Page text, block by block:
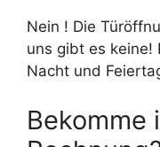
Nein ! Die
uns gibt es keine!
Nacht und
Bekomme